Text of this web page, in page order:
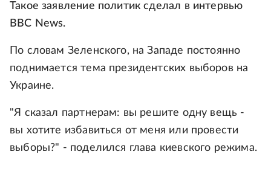
Такое заявление политик сделал в интервью
BBC News.
По словам Зеленского, на Западе постоянно
поднимается тема президентских выборов на
Украине.
"Я сказал партнерам: вы решите одну вещь -
вы хотите избавиться от меня или провести
выборы?" - поделился глава киевского режима.